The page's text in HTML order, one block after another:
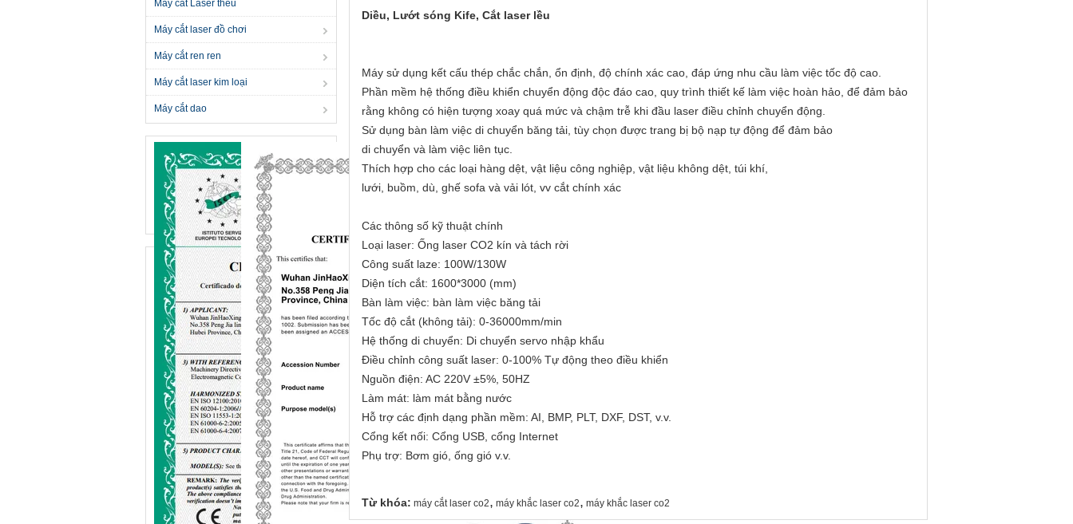
Máy cắt Laser thêu
Máy cắt laser đồ chơi
Máy cắt ren ren
Máy cắt laser kim loại
Máy cắt dao
Diều, Lướt sóng Kife, Cắt laser lều
Máy sử dụng kết cấu thép chắc chắn, ổn định, độ chính xác cao, đáp ứng nhu cầu làm việc tốc độ cao.
Phần mềm hệ thống điều khiển chuyển động độc đáo cao, quy trình thiết kế làm việc hoàn hảo, để đảm bảo
rằng không có hiện tượng xoay quá mức và chậm trễ khi đầu laser điều chỉnh chuyển động.
Sử dụng bàn làm việc di chuyển băng tải, tùy chọn được trang bị bộ nạp tự động để đảm bảo
di chuyển và làm việc liên tục.
Thích hợp cho các loại hàng dệt, vật liệu công nghiệp, vật liệu không dệt, túi khí,
lưới, buồm, dù, ghế sofa và vải lót, vv cắt chính xác
Các thông số kỹ thuật chính
Loại laser: Ống laser CO2 kín và tách rời
Công suất laze: 100W/130W
Diện tích cắt: 1600*3000 (mm)
Bàn làm việc: bàn làm việc băng tải
Tốc độ cắt (không tải): 0-36000mm/min
Hệ thống di chuyển: Di chuyển servo nhập khẩu
Điều chỉnh công suất laser: 0-100% Tự động theo điều khiển
Nguồn điện: AC 220V ±5%, 50HZ
Làm mát: làm mát bằng nước
Hỗ trợ các định dạng phần mềm: AI, BMP, PLT, DXF, DST, v.v.
Cổng kết nối: Cổng USB, cổng Internet
Phụ trợ: Bơm gió, ống gió v.v.
Từ khóa: máy cắt laser co2, máy khắc laser co2, máy khắc laser co2